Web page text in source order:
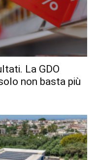
La GDO
non basta più